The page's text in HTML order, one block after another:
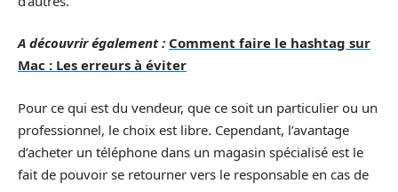
A découvrir également : Comment faire le hashtag sur
Mac : Les erreurs à éviter
Pour ce qui est du vendeur, que ce soit un particulier ou un
professionnel, le choix est libre. Cependant, l’avantage
d’acheter un téléphone dans un magasin spécialisé est le
fait de pouvoir se retourner vers le responsable en cas de